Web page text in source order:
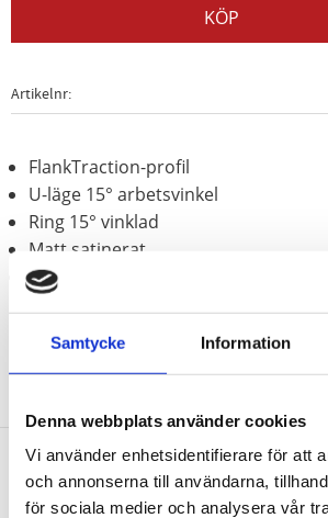
Samtycke Information
Denna webbplats använder cookies
Vi använder enhetsidentifierare för att
och annonserna till användarna,
för sociala medier och analysera vår
KÖP
Artikelnr
FlankTraction-profil
U-läge 15° arbetsvinkel
Ring 15° vinklad
Matt satinerat
Krom vanadium
Nyhetsbrev